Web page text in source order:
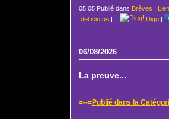
05:05 Publié dans Brèves
del.icio.us
Digg|
06/08/2026
La preuve...
=--=Publié dans la